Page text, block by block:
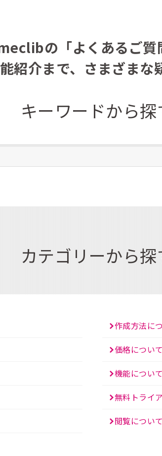
の「よくあるご質
紹介まで、さまざまな
キーワードから探
カテゴリーから探
作成方法に
価格について
機能について
無料トライ
閲覧について